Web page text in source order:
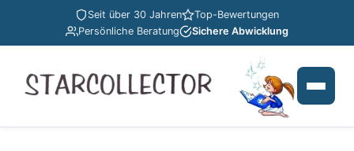
Seit über 30 Jahren
Top-Bewertungen
Persönliche Beratung
Sichere Abwicklung